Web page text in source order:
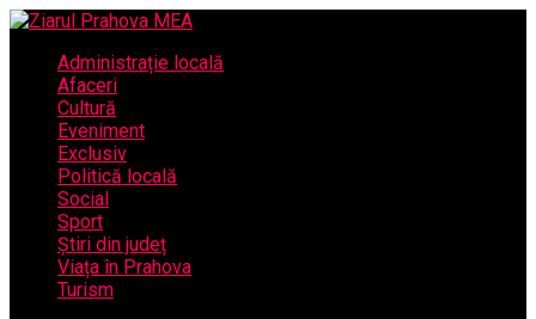
Administrație locală
Afaceri
Cultură
Eveniment
Exclusiv
Politică locală
Social
Sport
Știri din județ
Viața în Prahova
Turism